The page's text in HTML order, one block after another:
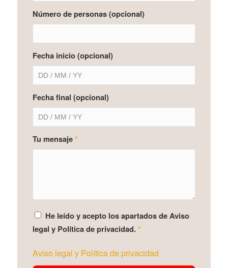
Número de personas (opcional)
Fecha inicio (opcional)
Fecha final (opcional)
Tu mensaje*
He leído y acepto los apartados de Aviso
legal y Política de privacidad.*
Aviso legal y Política de privacidad